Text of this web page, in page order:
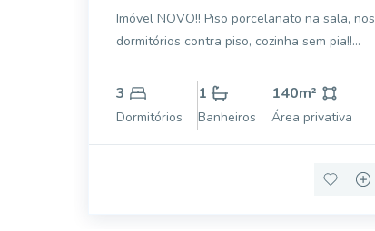
Imóvel NOVO!! Piso porcelanato na sala, nos
dormitórios contra piso, cozinha sem pia!!
!!imóvel novo ainda não tem o valor do IPTU.
3
Dormitórios
1
Banheiros
140m²
Área privativa